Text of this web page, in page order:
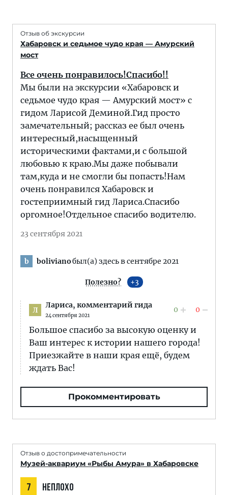
Отзыв об экскурсии
Хабаровск и седьмое чудо края — Амурский
мост
Все очень понравилось!Спасибо!!
Мы были на экскурсии «Хабаровск и
седьмое чудо края — Амурский мост» с
гидом Ларисой Деминой.Гид просто
замечательный; рассказ ее был очень
интересный,насыщенный
историческими фактами,и с большой
любовью к краю.Мы даже побывали
там,куда и не смогли бы попасть!Нам
очень понравился Хабаровск и
гостеприимный гид Лариса.Спасибо
оргомное!Отдельное спасибо водителю.
23 сентября 2021
b bolivianoбыл(а) здесь в сентябре 2021
Полезно? 3
Л
Лариса, комментарий гида
24 сентября 2021
0 0
Большое спасибо за высокую оценку и
Ваш интерес к истории нашего города!
Приезжайте в наши края ещё, будем
ждать Вас!
Прокомментировать
Отзыв о достопримечательности
Музей-аквариум «Рыбы Амура» в Хабаровске
7 НЕПЛОХО